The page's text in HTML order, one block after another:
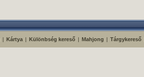
| Kártya | Különbség kereső | Mahjong | Tárgykereső